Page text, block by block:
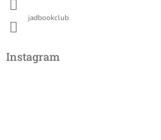
jadbookclub
Instagram